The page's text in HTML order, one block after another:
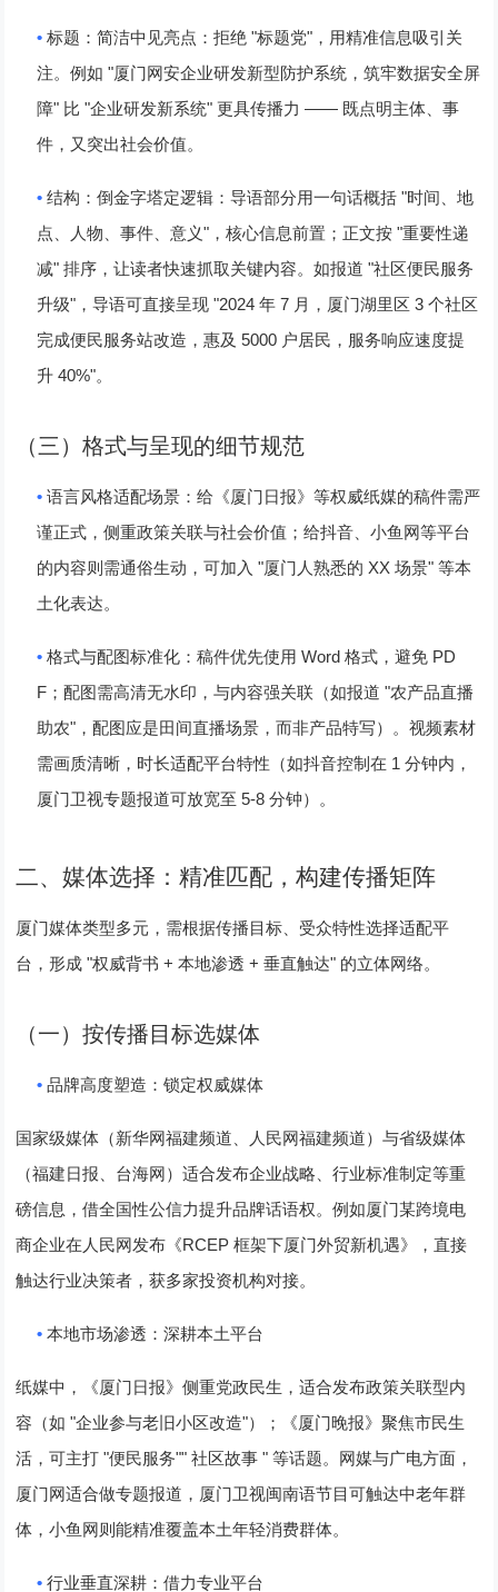
•标题：简洁中见亮点 ：拒绝 "标题党" ，用精准信息吸引关
注。例如"厦门网安企业研发新型防护系统，筑牢数据安全屏
障" 比"企业研发新系统"更具传播力—— 既点明主体、事
件，又突出社会价值。
•结构：倒金字塔定逻辑 ：导语部分用一句话概括 "时间、地
点、人物、事件、意义" ，核心信息前置；正文按"重要性递
减"排序，让读者快速抓取关键内容。如报道"社区便民服务
升级" ，导语可直接呈现"2024年7 月，厦门湖里区3个社区
完成便民服务站改造，惠及5000 户居民，服务响应速度提
升40%"。
（三）格式与呈现的细节规范
•语言风格适配场景 ：给《厦门日报》等权威纸媒的稿件需严
谨正式，侧重政策关联与社会价值；给抖音、小鱼网等平台
的内容则需通俗生动，可加入 "厦门人熟悉的 XX场景"等本
土化表达。
•格式与配图标准化 ：稿件优先使用 Word格式，避免 PD
F ；配图需高清无水印，与内容强关联（如报道"农产品直播
助农" ，配图应是田间直播场景，而非产品特写）。视频素材
需画质清晰，时长适配平台特性（如抖音控制在 1分钟内，
厦门卫视专题报道可放宽至5-8分钟）。
二、媒体选择：精准匹配，构建传播矩阵
厦门媒体类型多元，需根据传播目标、受众特性选择适配平
台，形成 "权威背书+本地渗透+垂直触达" 的立体网络。
（一）按传播目标选媒体
•品牌高度塑造：锁定权威媒体
国家级媒体（新华网福建频道、人民网福建频道）与省级媒体
（福建日报、台海网）适合发布企业战略、行业标准制定等重
磅信息，借全国性公信力提升品牌话语权。例如厦门某跨境电
商企业在人民网发布《RCEP框架下厦门外贸新机遇》，直接
触达行业决策者，获多家投资机构对接。
•本地市场渗透：深耕本土平台
纸媒中，《厦门日报》侧重党政民生，适合发布政策关联型内
容（如 "企业参与老旧小区改造"）；《厦门晚报》聚焦市民生
活，可主打"便民服务""社区故事"等话题。网媒与广电方面，
厦门网适合做专题报道，厦门卫视闽南语节目可触达中老年群
体，小鱼网则能精准覆盖本土年轻消费群体。
•行业垂直深耕：借力专业平台